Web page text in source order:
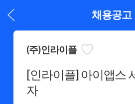
채용공고
(주)인라이플
[인라이플] 아이앱스
자